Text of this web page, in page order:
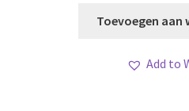
Toevoegen aan
Add to